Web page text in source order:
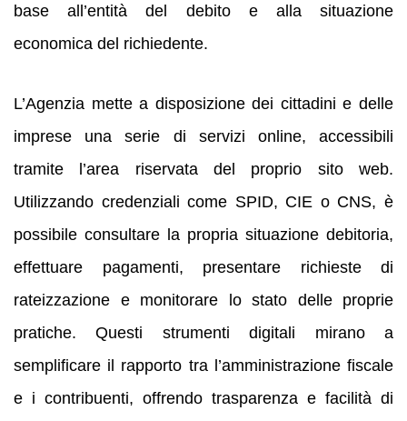
base all’entità del debito e alla situazione
economica del richiedente.
L’Agenzia mette a disposizione dei cittadini e delle
imprese una serie di servizi online, accessibili
tramite l’area riservata del proprio sito web.
Utilizzando credenziali come SPID, CIE o CNS, è
possibile consultare la propria situazione debitoria,
effettuare pagamenti, presentare richieste di
rateizzazione e monitorare lo stato delle proprie
pratiche. Questi strumenti digitali mirano a
semplificare il rapporto tra l’amministrazione fiscale
e i contribuenti, offrendo trasparenza e facilità di